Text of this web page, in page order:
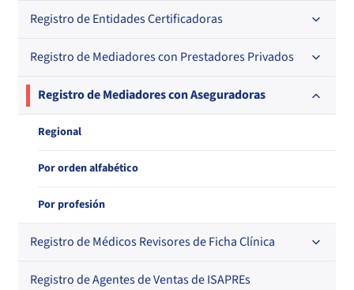
Regional
En orden alfabético
Por N° de registro
En orden alfabético
Por N° de registro
Regional
Registro de Entidades Certificadoras
Por orden alfabético
Por N° de registro
Registro de Mediadores con Prestadores Privados
Por orden alfabético
Por N° de registro
Por profesión
Regional
Registro de Mediadores con Aseguradoras
Regional
Por orden alfabético
Por profesión
Registro de Médicos Revisores de Ficha Clínica
Regional
Registro de Agentes de Ventas de ISAPREs